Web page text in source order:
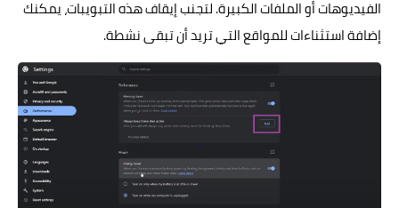
الفيديوهات أو الملفات الكبيرة. لتجنب إيقاف هذه التبويبات، يمكنك
إضافة استثناءات للمواقع التي تريد أن تبقى نشطة.